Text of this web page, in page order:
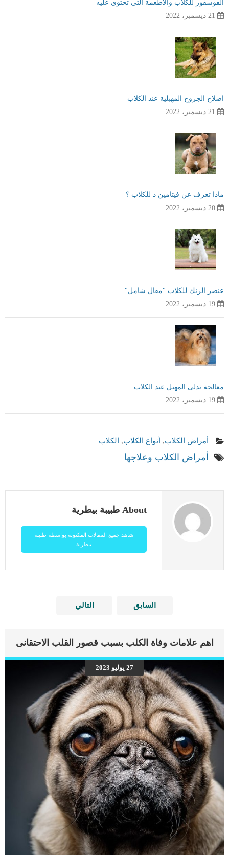
الفوسفور للكلاب والاطعمة التى تحتوى عليه
21 ديسمبر، 2022
اصلاح الجروح المهبلية عند الكلاب
21 ديسمبر، 2022
ماذا تعرف عن فيتامين د للكلاب ؟
20 ديسمبر، 2022
عنصر الزنك للكلاب "مقال شامل"
19 ديسمبر، 2022
معالجة تدلى المهبل عند الكلاب
19 ديسمبر، 2022
أمراض الكلاب, أنواع الكلاب, الكلاب
أمراض الكلاب وعلاجها
About طبيبة بيطرية
شاهد جميع المقالات المكتوبة بواسطة طبيبة
بيطرية
السابق التالي
اهم علامات وفاة الكلب بسبب قصور القلب الاحتقانى
27 يوليو 2023